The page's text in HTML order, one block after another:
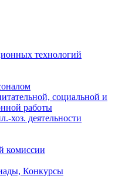
технологий
социальной и
работы
хоз. деятельности
комиссии
Конкурсы